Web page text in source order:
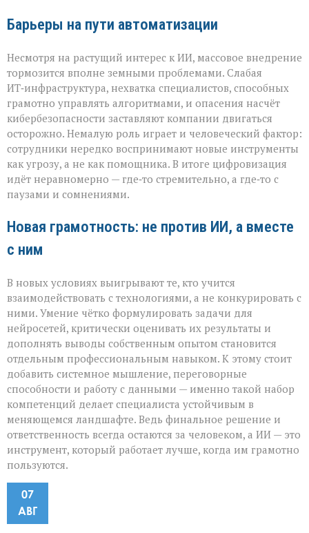
Барьеры на пути автоматизации
Несмотря на растущий интерес к ИИ, массовое внедрение
тормозится вполне земными проблемами. Слабая
ИТ‑инфраструктура, нехватка специалистов, способных
грамотно управлять алгоритмами, и опасения насчёт
кибербезопасности заставляют компании двигаться
осторожно. Немалую роль играет и человеческий фактор:
сотрудники нередко воспринимают новые инструменты
как угрозу, а не как помощника. В итоге цифровизация
идёт неравномерно — где‑то стремительно, а где‑то с
паузами и сомнениями.
Новая грамотность: не против ИИ, а вместе
с ним
В новых условиях выигрывают те, кто учится
взаимодействовать с технологиями, а не конкурировать с
ними. Умение чётко формулировать задачи для
нейросетей, критически оценивать их результаты и
дополнять выводы собственным опытом становится
отдельным профессиональным навыком. К этому стоит
добавить системное мышление, переговорные
способности и работу с данными — именно такой набор
компетенций делает специалиста устойчивым в
меняющемся ландшафте. Ведь финальное решение и
ответственность всегда остаются за человеком, а ИИ — это
инструмент, который работает лучше, когда им грамотно
пользуются.
07
АВГ